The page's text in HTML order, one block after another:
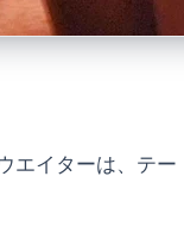
エイターは、テー